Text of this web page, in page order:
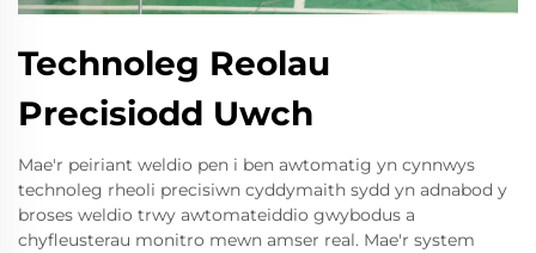
Technoleg Reolau
Precisiodd Uwch
Mae'r peiriant weldio pen i ben awtomatig yn cynnwys
technoleg rheoli precisiwn cyddymaith sydd yn adnabod y
broses weldio trwy awtomateiddio gwybodus a
chyfleusterau monitro mewn amser real. Mae'r system